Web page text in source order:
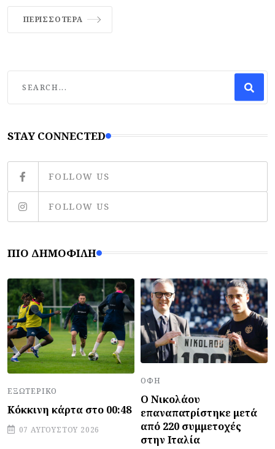
ΠΕΡΙΣΣΌΤΕΡΑ
STAY CONNECTED
FOLLOW US
FOLLOW US
ΠΙΟ ΔΗΜΟΦΙΛΉ
ΕΞΩΤΕΡΙΚΌ
Κόκκινη κάρτα στο 00:48
07 ΑΥΓΟΎΣΤΟΥ 2026
ΟΦΗ
Ο Νικολάου
επαναπατρίστηκε μετά
από 220 συμμετοχές
στην Ιταλία